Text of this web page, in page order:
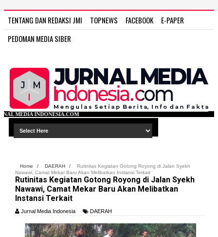
TENTANG DAN REDAKSI JMI TOPNEWS FACEBOOK
E-PAPER
PEDOMAN MEDIA SIBER
Home / DAERAH /
Rutinitas Kegiatan Gotong Royong di Jalan Syekh
Nawawi, Camat Mekar Baru Akan Melibatkan Instansi Terkait
Rutinitas Kegiatan Gotong Royong di Jalan Syekh
Nawawi, Camat Mekar Baru Akan Melibatkan
Instansi Terkait
Jurnal Media Indonesia DAERAH